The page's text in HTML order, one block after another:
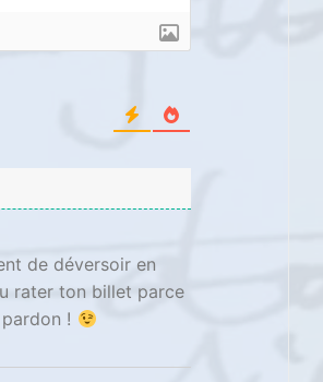
de déversoir en
rater ton billet parce
!